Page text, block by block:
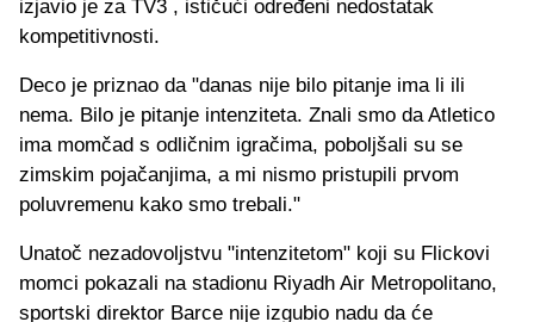
izjavio je za TV3 , ističući određeni nedostatak
kompetitivnosti.
Deco je priznao da "danas nije bilo pitanje ima li ili
nema. Bilo je pitanje intenziteta. Znali smo da Atletico
ima momčad s odličnim igračima, poboljšali su se
zimskim pojačanjima, a mi nismo pristupili prvom
poluvremenu kako smo trebali."
Unatoč nezadovoljstvu "intenzitetom" koji su Flickovi
momci pokazali na stadionu Riyadh Air Metropolitano,
sportski direktor Barce nije izgubio nadu da će